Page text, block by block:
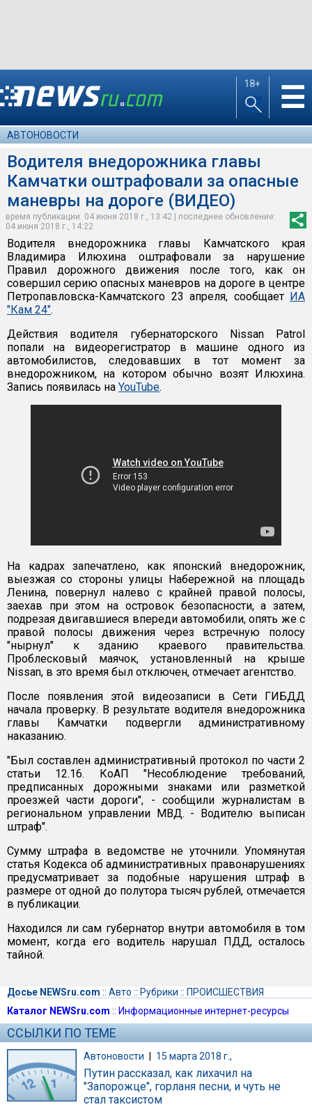
18+ ☰
АВТОНОВОСТИ
Водителя внедорожника главы
Камчатки оштрафовали за опасные
маневры на дороге (ВИДЕО)
время публикации: 04 июня 2018 г., 13:42 | последнее обновление:
04 июня 2018 г., 14:22
Водителя внедорожника главы Камчатского края
Владимира Илюхина оштрафовали за нарушение
Правил дорожного движения после того, как он
совершил серию опасных маневров на дороге в центре
Петропавловска-Камчатского 23 апреля, сообщает ИА
"Кам 24".
Действия водителя губернаторского Nissan Patrol
попали на видеорегистратор в машине одного из
автомобилистов, следовавших в тот момент за
внедорожником, на котором обычно возят Илюхина.
Запись появилась на YouTube.
На кадрах запечатлено, как японский внедорожник,
выезжая со стороны улицы Набережной на площадь
Ленина, повернул налево с крайней правой полосы,
заехав при этом на островок безопасности, а затем,
подрезая двигавшиеся впереди автомобили, опять же с
правой полосы движения через встречную полосу
"нырнул" к зданию краевого правительства.
Проблесковый маячок, установленный на крыше
Nissan, в это время был отключен, отмечает агентство.
После появления этой видеозаписи в Сети ГИБДД
начала проверку. В результате водителя внедорожника
главы Камчатки подвергли административному
наказанию.
"Был составлен административный протокол по части 2
статьи 12.16. КоАП "Несоблюдение требований,
предписанных дорожными знаками или разметкой
проезжей части дороги", - сообщили журналистам в
региональном управлении МВД. - Водителю выписан
штраф".
Сумму штрафа в ведомстве не уточнили. Упомянутая
статья Кодекса об административных правонарушениях
предусматривает за подобные нарушения штраф в
размере от одной до полутора тысяч рублей, отмечается
в публикации.
Находился ли сам губернатор внутри автомобиля в том
момент, когда его водитель нарушал ПДД, осталось
тайной.
Досье NEWSru.com :: Авто :: Рубрики :: ПРОИСШЕСТВИЯ
Каталог NEWSru.com :: Информационные интернет-ресурсы
ССЫЛКИ ПО ТЕМЕ
Автоновости 15 марта 2018 г.,
Путин рассказал, как лихачил на
"Запорожце", горланя песни, и чуть не
стал таксистом